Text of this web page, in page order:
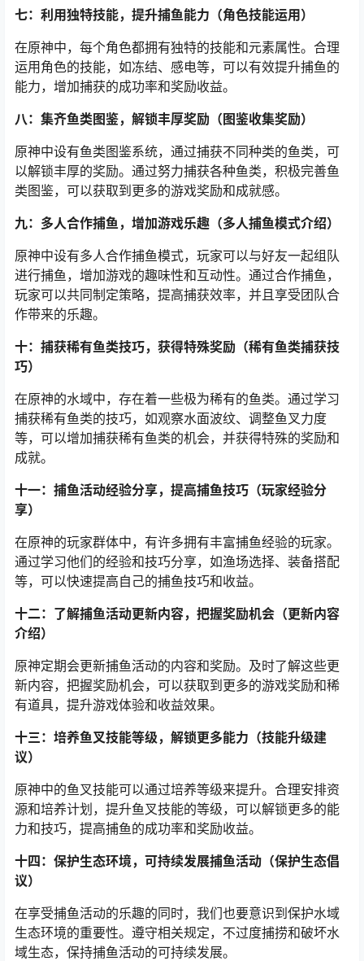
七：利用独特技能，提升捕鱼能力（角色技能运用）
在原神中，每个角色都拥有独特的技能和元素属性。合理
运用角色的技能，如冻结、感电等，可以有效提升捕鱼的
能力，增加捕获的成功率和奖励收益。
八：集齐鱼类图鉴，解锁丰厚奖励（图鉴收集奖励）
原神中设有鱼类图鉴系统，通过捕获不同种类的鱼类，可
以解锁丰厚的奖励。通过努力捕获各种鱼类，积极完善鱼
类图鉴，可以获取到更多的游戏奖励和成就感。
九：多人合作捕鱼，增加游戏乐趣（多人捕鱼模式介绍）
原神中设有多人合作捕鱼模式，玩家可以与好友一起组队
进行捕鱼，增加游戏的趣味性和互动性。通过合作捕鱼，
玩家可以共同制定策略，提高捕获效率，并且享受团队合
作带来的乐趣。
十：捕获稀有鱼类技巧，获得特殊奖励（稀有鱼类捕获技
巧）
在原神的水域中，存在着一些极为稀有的鱼类。通过学习
捕获稀有鱼类的技巧，如观察水面波纹、调整鱼叉力度
等，可以增加捕获稀有鱼类的机会，并获得特殊的奖励和
成就。
十一：捕鱼活动经验分享，提高捕鱼技巧（玩家经验分
享）
在原神的玩家群体中，有许多拥有丰富捕鱼经验的玩家。
通过学习他们的经验和技巧分享，如渔场选择、装备搭配
等，可以快速提高自己的捕鱼技巧和收益。
十二：了解捕鱼活动更新内容，把握奖励机会（更新内容
介绍）
原神定期会更新捕鱼活动的内容和奖励。及时了解这些更
新内容，把握奖励机会，可以获取到更多的游戏奖励和稀
有道具，提升游戏体验和收益效果。
十三：培养鱼叉技能等级，解锁更多能力（技能升级建
议）
原神中的鱼叉技能可以通过培养等级来提升。合理安排资
源和培养计划，提升鱼叉技能的等级，可以解锁更多的能
力和技巧，提高捕鱼的成功率和奖励收益。
十四：保护生态环境，可持续发展捕鱼活动（保护生态倡
议）
在享受捕鱼活动的乐趣的同时，我们也要意识到保护水域
生态环境的重要性。遵守相关规定，不过度捕捞和破坏水
域生态，保持捕鱼活动的可持续发展。